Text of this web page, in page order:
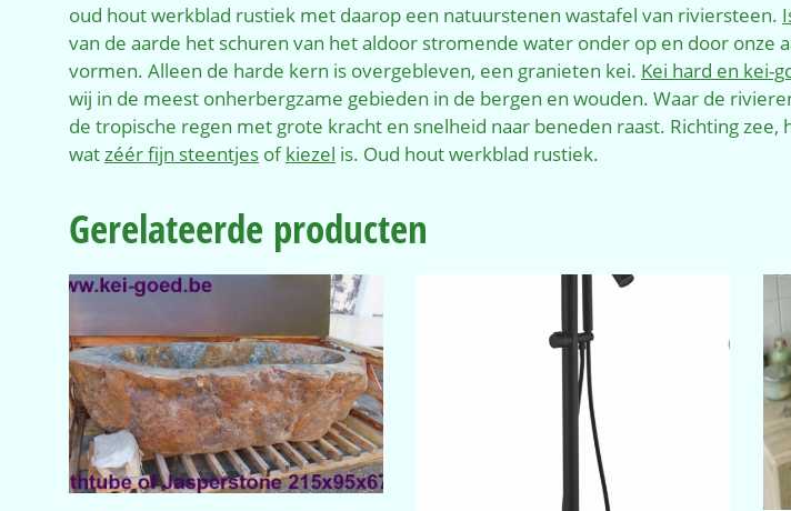
oud hout werkblad rustiek met daarop een natuurstenen wastafel van riviersteen.
van de aarde het schuren van het aldoor stromende water onder op en door
vormen. Alleen de harde kern is overgebleven, een granieten kei. Kei hard en kei-
wij in de meest onherbergzame gebieden in de bergen en wouden. Waar de
de tropische regen met grote kracht en snelheid naar beneden raast. Richting
watzéér fijn steentjes ofkiezel is. Oud hout werkblad rustiek.
Gerelateerde producten